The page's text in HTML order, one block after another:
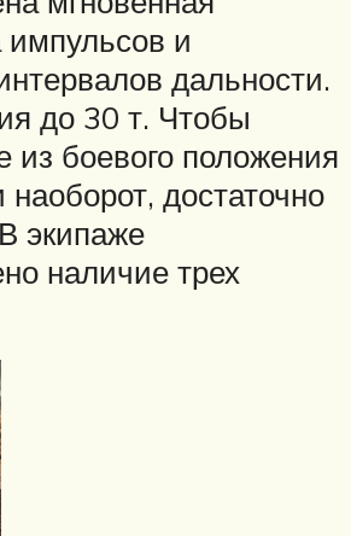
импульсов и
дальности.
до 30 т. Чтобы
из боевого положения
достаточно
экипаже
наличие трех